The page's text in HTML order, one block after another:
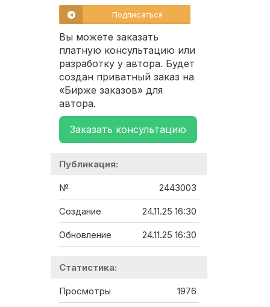
Подписаться
Вы можете заказать
платную консультацию или
разработку у автора. Будет
создан приватный заказ на
«Бирже заказов» для
автора.
Заказать консультацию
Публикация:
№ 2443003
Создание 24.11.25 16:30
Обновление 24.11.25 16:30
Статистика:
Просмотры 1976